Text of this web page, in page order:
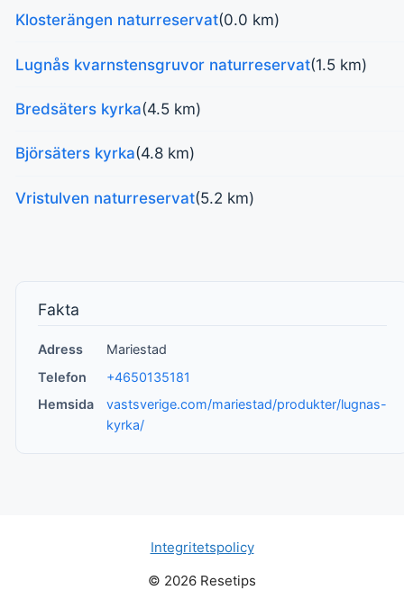
Klosterängen naturreservat(0.0 km)
Lugnås kvarnstensgruvor naturreservat(1.5 km)
Bredsäters kyrka(4.5 km)
Björsäters kyrka(4.8 km)
Vristulven naturreservat(5.2 km)
Fakta
Adress
Mariestad
Telefon
+4650135181
Hemsida
vastsverige.com/mariestad/produkter/lugnas-
kyrka/
Integritetspolicy
© 2026 Resetips